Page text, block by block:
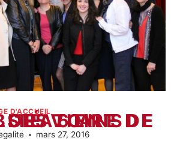
D'ACCUEILVIENT DE FÊTER SES 6 ANS
mars 27, 2016